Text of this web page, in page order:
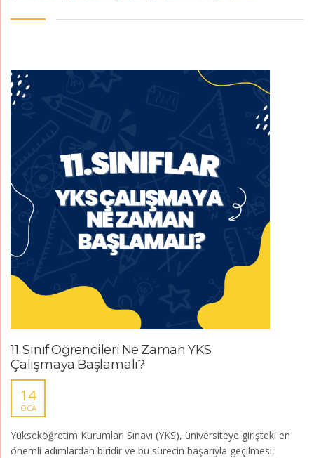
11. Sınıf Öğrencileri Ne Zaman YKS
Çalışmaya Başlamalı?
14
OCA
Yükseköğretim Kurumları Sınavı (YKS), üniversiteye girişteki en
önemli adımlardan biridir ve bu sürecin başarıyla geçilmesi,